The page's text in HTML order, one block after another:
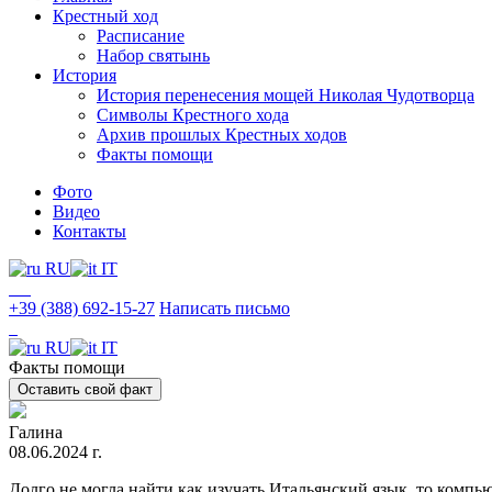
Крестный ход
Расписание
Набор святынь
История
История перенесения мощей Николая Чудотворца
Символы Крестного хода
Архив прошлых Крестных ходов
Факты помощи
Фото
Видео
Контакты
RU
IT
+39 (388) 692-15-27 Написать письмо
RU
IT
Факты помощи
Оставить свой факт
Галина
08.06.2024 г.